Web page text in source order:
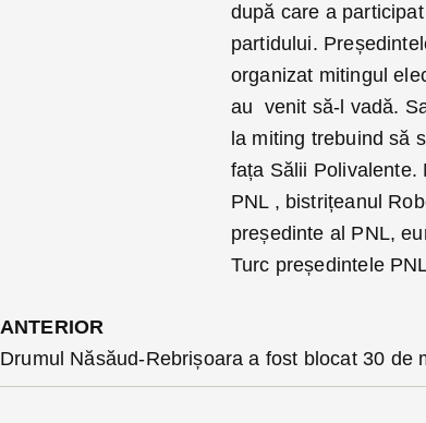
după care a
partidului.
organizat mitingul
au venit să-l vadă.
la miting trebuind să
fața Sălii Polivalente.
PNL , bistrițeanul
președinte al PNL,
Turc președintele
ANTERIOR